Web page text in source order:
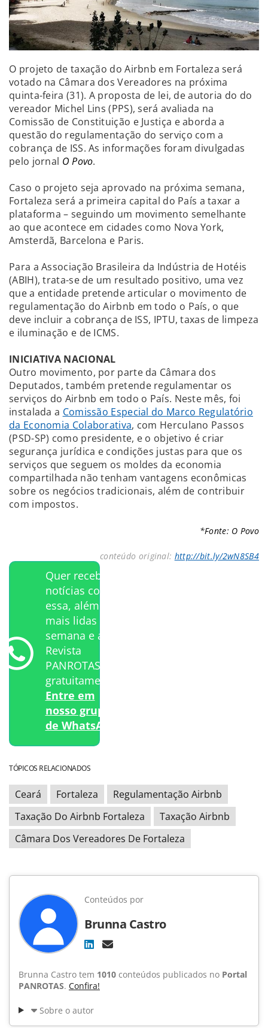
O projeto de taxação do Airbnb em Fortaleza será
votado na Câmara dos Vereadores na próxima
quinta-feira (31). A proposta de lei, de autoria do do
vereador Michel Lins (PPS), será avaliada na
Comissão de Constituição e Justiça e aborda a
questão do regulamentação do serviço com a
cobrança de ISS. As informações foram divulgadas
pelo jornal O Povo.
Caso o projeto seja aprovado na próxima semana,
Fortaleza será a primeira capital do País a taxar a
plataforma – seguindo um movimento semelhante
ao que acontece em cidades como Nova York,
Amsterdã, Barcelona e Paris.
Para a Associação Brasileira da Indústria de Hotéis
(ABIH), trata-se de um resultado positivo, uma vez
que a entidade pretende articular o movimento de
regulamentação do Airbnb em todo o País, o que
deve incluir a cobrança de ISS, IPTU, taxas de limpeza
e iluminação e de ICMS.
INICIATIVA NACIONAL
Outro movimento, por parte da Câmara dos
Deputados, também pretende regulamentar os
serviços do Airbnb em todo o País. Neste mês, foi
instalada a Comissão Especial do Marco Regulatório
da Economia Colaborativa, com Herculano Passos
(PSD-SP) como presidente, e o objetivo é criar
segurança jurídica e condições justas para que os
serviços que seguem os moldes da economia
compartilhada não tenham vantagens econômicas
sobre os negócios tradicionais, além de contribuir
com impostos.
*Fonte: O Povo
conteúdo original: http://bit.ly/2wN8SB4
Quer receber
notícias como
essa, além das
mais lidas da
semana e a
Revista
PANROTAS
gratuitamente?
Entre em
nosso grupo
de WhatsApp.
TÓPICOS RELACIONADOS
Ceará Fortaleza
Regulamentação Airbnb
Taxação Do Airbnb Fortaleza
Taxação Airbnb
Câmara Dos Vereadores De Fortaleza
Conteúdos por
Brunna Castro
Brunna Castro tem 1010 conteúdos publicados no Portal
PANROTAS. Confira!
Sobre o autor